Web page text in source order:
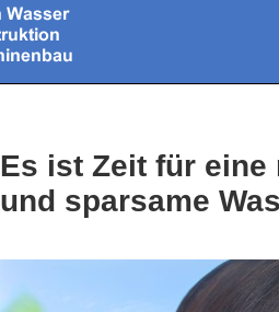
Es ist Zeit für
und sparsame